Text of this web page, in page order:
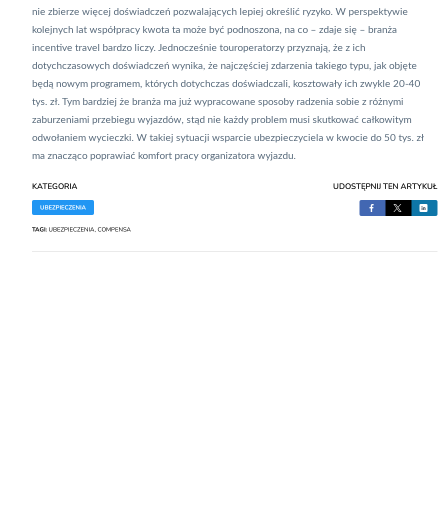
nie zbierze więcej doświadczeń pozwalających lepiej określić ryzyko. W perspektywie
kolejnych lat współpracy kwota ta może być podnoszona, na co – zdaje się – branża
incentive travel bardzo liczy. Jednocześnie touroperatorzy przyznają, że z ich
dotychczasowych doświadczeń wynika, że najczęściej zdarzenia takiego typu, jak objęte
będą nowym programem, których dotychczas doświadczali, kosztowały ich zwykle 20-40
tys. zł. Tym bardziej że branża ma już wypracowane sposoby radzenia sobie z różnymi
zaburzeniami przebiegu wyjazdów, stąd nie każdy problem musi skutkować całkowitym
odwołaniem wycieczki. W takiej sytuacji wsparcie ubezpieczyciela w kwocie do 50 tys. zł
ma znacząco poprawiać komfort pracy organizatora wyjazdu.
KATEGORIA
UBEZPIECZENIA
UDOSTĘPNIJ TEN ARTYKUŁ
TAGI: UBEZPIECZENIA, COMPENSA